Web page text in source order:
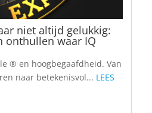
niet altijd gelukkig:
onthullen waar IQ
® en hoogbegaafdheid. Van
naar betekenisvol... LEES